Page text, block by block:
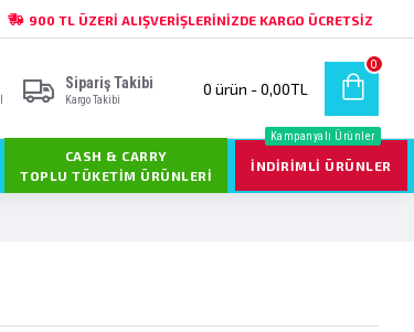
900 TL ÜZERI ALIŞVERIŞLERINIZDE KARGO ÜCRETSIZ
Sipariş Takibi
Kargo Takibi
0 ürün - 0,00TL
0
CASH & CARRY
TOPLU TÜKETIM ÜRÜNLERI
İNDIRIMLI ÜRÜNLER
Kampanyalı Ürünler